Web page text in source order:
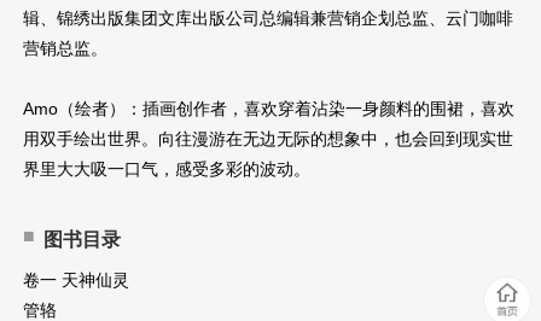
辑、锦绣出版集团文库出版公司总编辑兼营销企划总监、云门咖啡
营销总监。
Amo（绘者）：插画创作者，喜欢穿着沾染一身颜料的围裙，喜欢
用双手绘出世界。向往漫游在无边无际的想象中，也会回到现实世
界里大大吸一口气，感受多彩的波动。
图书目录
卷一 天神仙灵
管辂